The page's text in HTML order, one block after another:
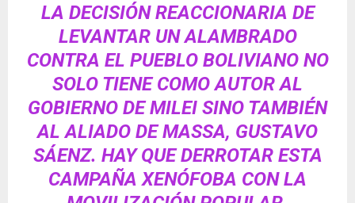
LA DECISIÓN REACCIONARIA DE
LEVANTAR UN ALAMBRADO
CONTRA EL PUEBLO BOLIVIANO NO
SOLO TIENE COMO AUTOR AL
GOBIERNO DE MILEI SINO TAMBIÉN
AL ALIADO DE MASSA, GUSTAVO
SÁENZ. HAY QUE DERROTAR ESTA
CAMPAÑA XENÓFOBA CON LA